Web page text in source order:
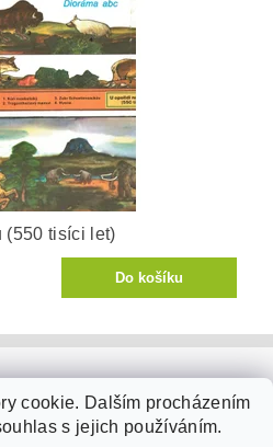
(550 tisíci let)
cookie. Dalším procházením
s jejich používáním.